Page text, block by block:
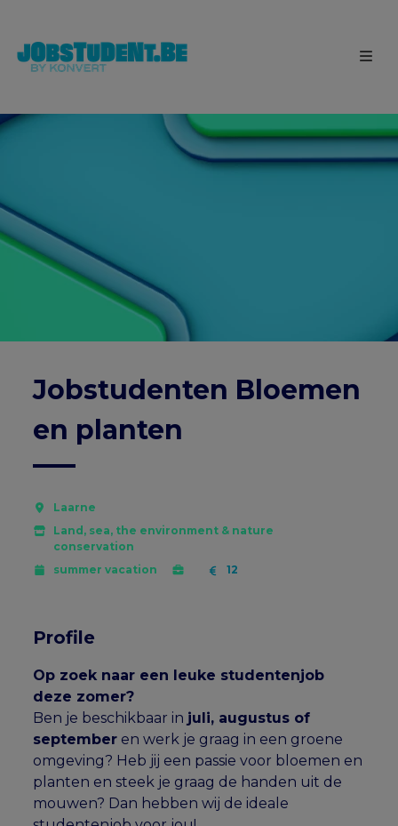
Jobstudenten Bloemen
en planten
Laarne
Land, sea, the environment & nature
conservation
summer vacation
12
Profile
Op zoek naar een leuke studentenjob
deze zomer?
Ben je beschikbaar in juli, augustus of
september en werk je graag in een groene
omgeving? Heb jij een passie voor bloemen en
planten en steek je graag de handen uit de
mouwen? Dan hebben wij de ideale